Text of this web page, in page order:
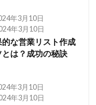
年3月10日
年3月10日
的な営業リスト作成
とは？成功の秘訣
年3月10日
年3月10日